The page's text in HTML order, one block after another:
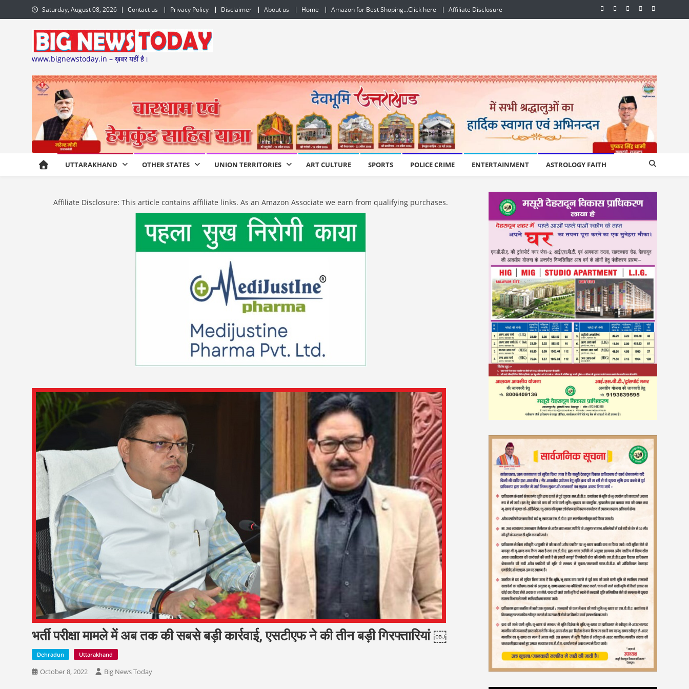
to
Saturday, August 08, 2026 Contact us Privacy Policy Disclaimer About us Home Amazon for Best Shoping…Click here Affiliate Disclosure
www.bignewstoday.in – ख़बर यहीं है।
UTTARAKHAND OTHER STATES UNION TERRITORIES ART CULTURE SPORTS POLICE CRIME ENTERTAINMENT ASTROLOGY FAITH
Affiliate Disclosure: This article contains affiliate links. As an Amazon Associate we earn from qualifying purchases.
भर्ती परीक्षा मामले में अब तक की सबसे बड़ी कार्रवाई, एसटीएफ ने की तीन बड़ी गिरफ्तारियां ￼
Dehradun Uttarakhand
October 8, 2022 Big News Today